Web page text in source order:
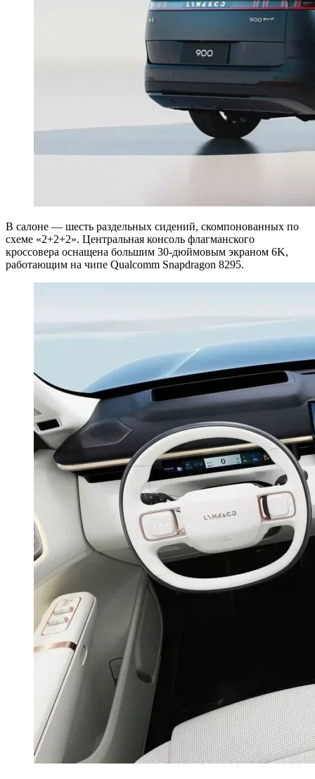
В салоне — шесть раздельных сидений, скомпонованных по
схеме «2+2+2». Центральная консоль флагманского
кроссовера оснащена большим 30-дюймовым экраном 6K,
работающим на чипе Qualcomm Snapdragon 8295.